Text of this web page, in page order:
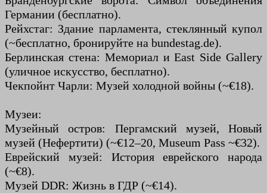
Германии (бесплатно).
Рейхстаг: Здание парламента, стеклянный купол
(~бесплатно, бронируйте на bundestag.de).
Берлинская стена: Мемориал и East Side Gallery
(уличное искусство, бесплатно).
Чекпойнт Чарли: Музей холодной войны (~€18).
Музеи:
Музейный остров: Пергамский музей, Новый
музей (Нефертити) (~€12–20, Museum Pass ~€32).
Еврейский музей: История еврейского народа
(~€8).
Музей DDR: Жизнь в ГДР (~€14).